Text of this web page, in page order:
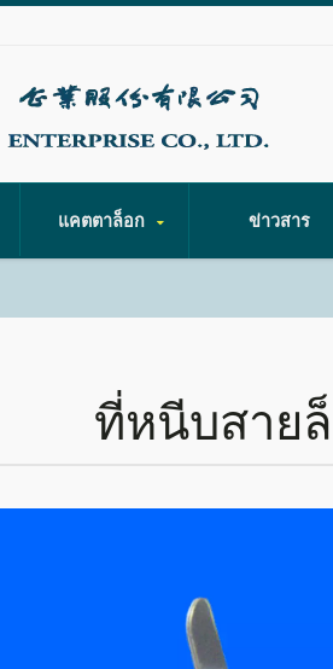
แคตตาล็อก ข่าวสาร
ที่หนีบสาย